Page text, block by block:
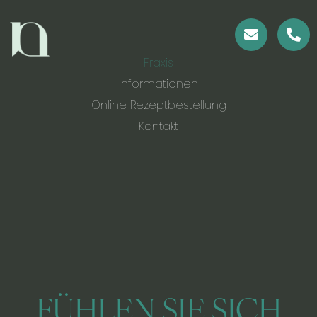
Praxis
Informationen
Online Rezeptbestellung
Kontakt